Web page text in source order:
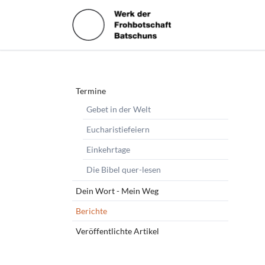
Navigation
Termine
Gebet in der Welt
Eucharistiefeiern
Einkehrtage
Die Bibel quer-lesen
Dein Wort - Mein Weg
Berichte
Veröffentlichte Artikel